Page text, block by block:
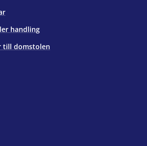
handling
till domstolen